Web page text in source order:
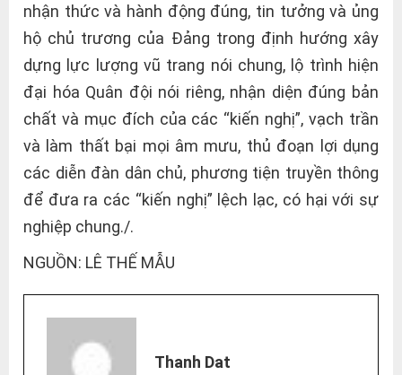
nhận thức và hành động đúng, tin tưởng và ủng
hộ chủ trương của Đảng trong định hướng xây
dựng lực lượng vũ trang nói chung, lộ trình hiện
đại hóa Quân đội nói riêng, nhận diện đúng bản
chất và mục đích của các “kiến nghị”, vạch trần
và làm thất bại mọi âm mưu, thủ đoạn lợi dụng
các diễn đàn dân chủ, phương tiện truyền thông
để đưa ra các “kiến nghị” lệch lạc, có hại với sự
nghiệp chung./.
NGUỒN: LÊ THẾ MẪU
Thanh Dat